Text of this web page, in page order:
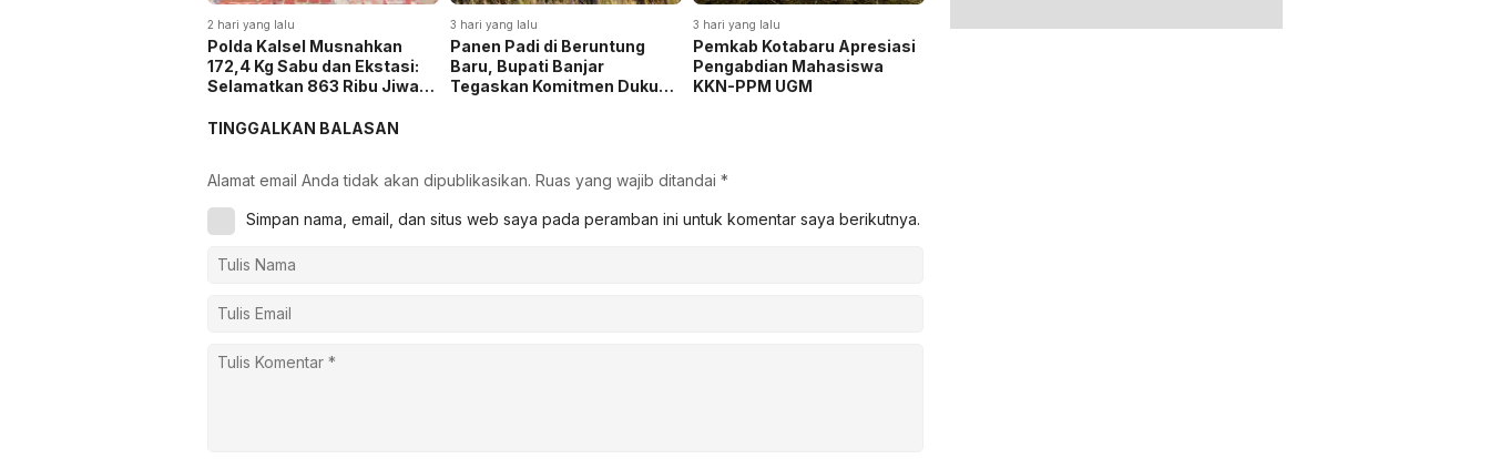
2 hari yang lalu
Polda Kalsel Musnahkan
172,4 Kg Sabu dan Ekstasi:
Selamatkan 863 Ribu Jiwa
4,3 Triliun
3 hari yang lalu
Panen Padi di Beruntung
Baru, Bupati Banjar
Tegaskan Komitmen Dukung
3 hari yang lalu
Pemkab Kotabaru Apresiasi
Pengabdian Mahasiswa
KKN-PPM UGM
TINGGALKAN BALASAN
Alamat email Anda tidak akan dipublikasikan. Ruas yang wajib ditandai *
Simpan nama, email, dan situs web saya pada peramban ini untuk komentar saya berikutnya.